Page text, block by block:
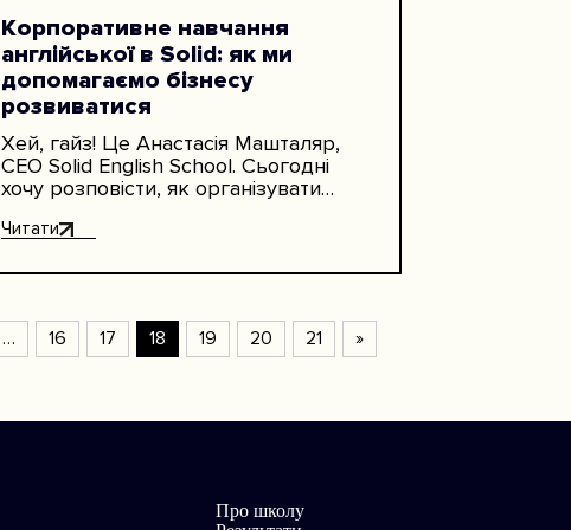
Корпоративне навчання
англійської в Solid: як ми
допомагаємо бізнесу
розвиватися
Хей, гайз! Це Анастасія Машталяр,
СЕО Solid English School. Сьогодні
хочу розповісти, як організувати
корпоративних курсах для
Читати
… 16 17 18 19 20 21 »
Про школу